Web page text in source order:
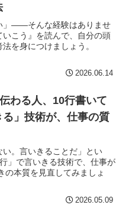
」——そんな経験はありませ
こう』を読んで、自分の頭
を身につけましょう。
2026.06.14
わる人、10行書いて
」技術が、仕事の質
い。言いきることだ」とい
」で言いきる技術で、仕事が
の本質を見直してみましょ
2026.05.09